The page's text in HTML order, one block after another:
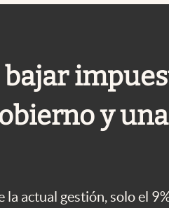
y una
actual gestión, solo el